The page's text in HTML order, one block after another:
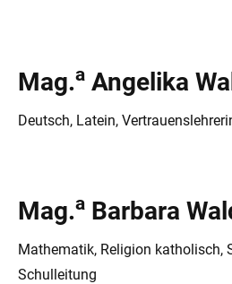
Mag.a Angelika
Deutsch, Latein,
Mag.a Barbara
Mathematik, Religion katholisch,
Schulleitung